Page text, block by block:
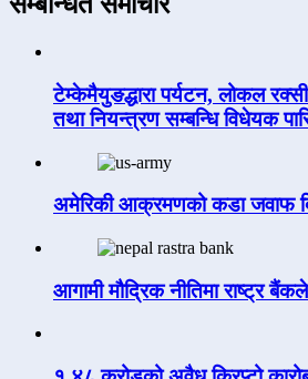
टेम्केमैयुङद्धारा पर्यटन, लोकल
तथा नियन्त्रण सम्बन्धि विधेयक
अमेरिकी आक्रमणको कडा जवाफ
आगामी मौद्रिक नीतिमा राष्ट्र